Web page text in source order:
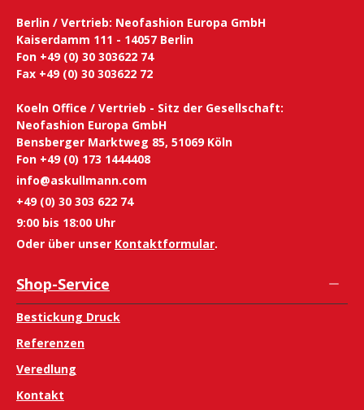
Berlin / Vertrieb: Neofashion Europa GmbH
Kaiserdamm 111 - 14057 Berlin
Fon +49 (0) 30 303622 74
Fax +49 (0) 30 303622 72
Koeln Office / Vertrieb - Sitz der Gesellschaft:
Neofashion Europa GmbH
Bensberger Marktweg 85, 51069 Köln
Fon +49 (0) 173 1444408
info@askullmann.com
+49 (0) 30 303 622 74
9:00 bis 18:00 Uhr
Oder über unser Kontaktformular.
Shop-Service
Bestickung Druck
Referenzen
Veredlung
Kontakt